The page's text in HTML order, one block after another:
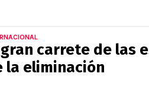
gran carrete de las
la eliminación